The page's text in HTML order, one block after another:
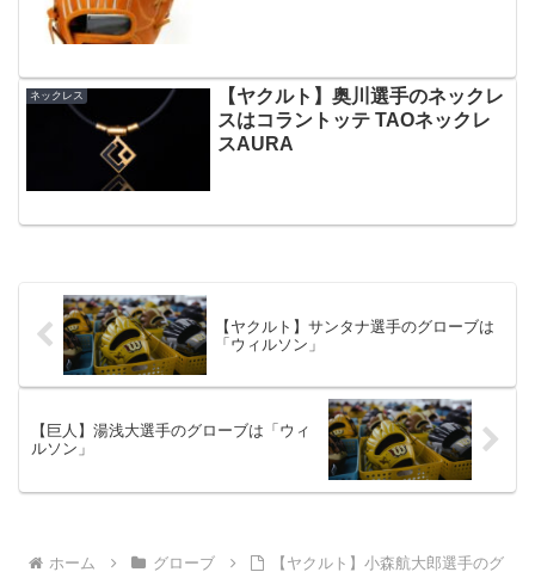
ネックレス
【ヤクルト】奥川選手のネックレ
スはコラントッテ TAOネックレ
スAURA
【ヤクルト】サンタナ選手のグローブは
「ウィルソン」
【巨人】湯浅大選手のグローブは「ウィ
ルソン」
ホーム グローブ 【ヤクルト】小森航大郎選手のグ